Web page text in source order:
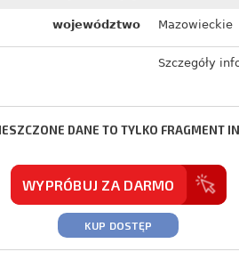
województwo Mazowieckie
Szczegóły
DANE TO TYLKO FRAGMENT
WYPRÓBUJ ZA DARMO
KUP DOSTĘP